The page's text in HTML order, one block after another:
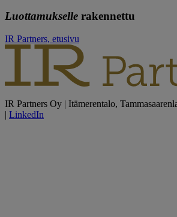
Luottamukselle rakennettu
IR Partners, etusivu
IR Partners Oy | Itämerentalo,
| LinkedIn